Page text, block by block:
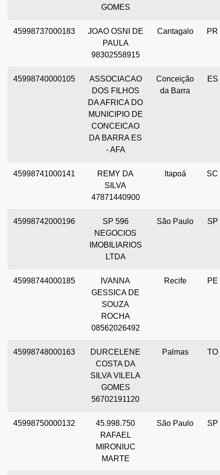
GOMES
45998737000183
JOAO OSNI DE
PAULA
98302558915
Cantagalo PR
45998740000105
ASSOCIACAO
DOS FILHOS
DA AFRICA DO
MUNICIPIO DE
CONCEICAO
DA BARRA ES
- AFA
Conceição
da Barra
ES
45998741000141
REMY DA
SILVA
47871440900
Itapoá SC
45998742000196
SP 596
NEGOCIOS
IMOBILIARIOS
LTDA
São Paulo SP
45998744000185
IVANNA
GESSICA DE
SOUZA
ROCHA
08562026492
Recife PE
45998748000163
DURCELENE
COSTA DA
SILVA VILELA
GOMES
56702191120
Palmas TO
45998750000132
45.998.750
RAFAEL
MIRONIUC
MARTE
São Paulo SP